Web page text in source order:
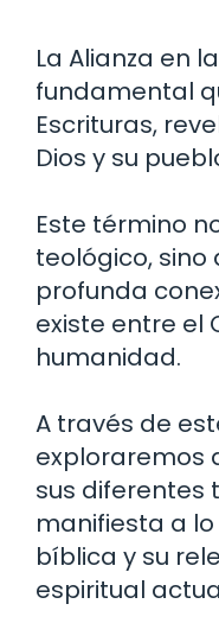
La Alianza en
fundamental
Escrituras,
Dios y su
Este término
teológico,
profunda
existe entre el
humanidad.
A través de
exploraremos
sus diferentes
manifiesta a
bíblica y su
espiritual